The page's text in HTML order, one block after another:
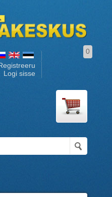
Logi sisse
0